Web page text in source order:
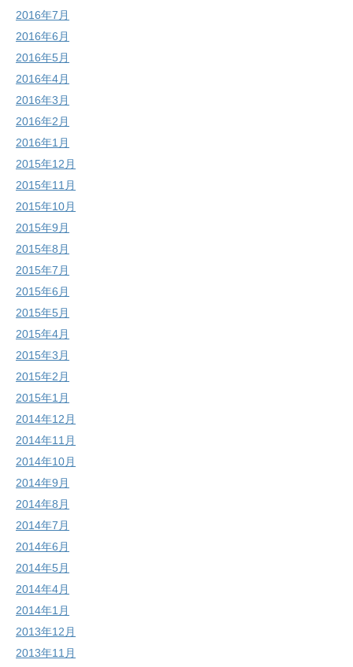
2016年7月
2016年6月
2016年5月
2016年4月
2016年3月
2016年2月
2016年1月
2015年12月
2015年11月
2015年10月
2015年9月
2015年8月
2015年7月
2015年6月
2015年5月
2015年4月
2015年3月
2015年2月
2015年1月
2014年12月
2014年11月
2014年10月
2014年9月
2014年8月
2014年7月
2014年6月
2014年5月
2014年4月
2014年1月
2013年12月
2013年11月